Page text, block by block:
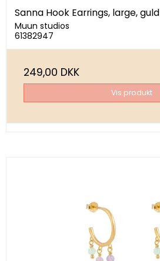
Sanna Hook Earrings, large, guld
Muun studios
61382947
249,00 DKK
Vis produkt